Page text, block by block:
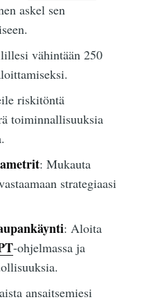
askel sen
vähintään 250
riskitöntä
toiminnallisuuksia
: Mukauta
strategiaasi
: Aloita
-ohjelmassa ja
ansaitsemiesi